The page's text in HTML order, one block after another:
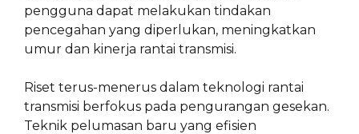
pengguna dapat melakukan tindakan
pencegahan yang diperlukan, meningkatkan
umur dan kinerja rantai transmisi.
Riset terus-menerus dalam teknologi rantai
transmisi berfokus pada pengurangan gesekan.
Teknik pelumasan baru yang efisien